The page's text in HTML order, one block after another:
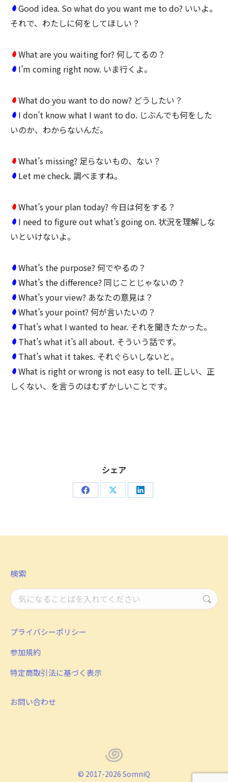
Good idea. So what do you want me to do? いいよ。
それで、わたしに何をしてほしい？
What are you waiting for? 何してるの？
I’m coming right now. いま行くよ。
What do you want to do now? どうしたい？
I don’t know what I want to do. じぶんでも何をした
いのか、わからないんだ。
What’s missing? 足らないもの、ない？
Let me check. 調べますね。
What’s your plan today? 今日は何をする？
I need to figure out what’s going on. 状況を理解しな
いといけないよ。
What’s the purpose? 何でやるの？
What’s the difference? 同じことじゃないの？
What’s your view? あなたの意見は？
What’s your point? 何が言いたいの？
That’s what I wanted to hear. それを聞きたかった。
That’s what it’s all about. そういう話です。
That’s what it takes. それぐらいしないと。
What is right or wrong is not easy to tell. 正しい、正
しくない、を言うのはむずかしいことです。
シェア
Share Share Share
検索
検
索：
プライバシーポリシー
参加規約
特定商取引法に基づく表示
お問い合わせ
© 2017-2026 SomniQ